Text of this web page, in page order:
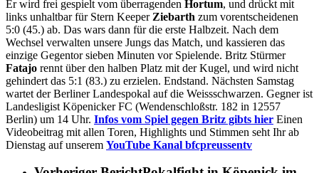
Er wird frei gespielt vom überragenden Hortum, und drückt mit
links unhaltbar für Stern Keeper Ziebarth zum vorentscheidenen
5:0 (45.) ab. Das wars dann für die erste Halbzeit. Nach dem
Wechsel verwalten unsere Jungs das Match, und kassieren das
einzige Gegentor sieben Minuten vor Spielende. Britz Stürmer
Fatajo rennt über den halben Platz mit der Kugel, und wird nicht
gehindert das 5:1 (83.) zu erzielen. Endstand. Nächsten Samstag
wartet der Berliner Landespokal auf die Weissschwarzen. Gegner ist
Landesligist Köpenicker FC (Wendenschloßstr. 182 in 12557
Berlin) um 14 Uhr. Infos vom Spiel gegen Britz gibts hier Einen
Videobeitrag mit allen Toren, Highlights und Stimmen seht Ihr ab
Dienstag auf unserem YouTube Kanal bfcpreussentv